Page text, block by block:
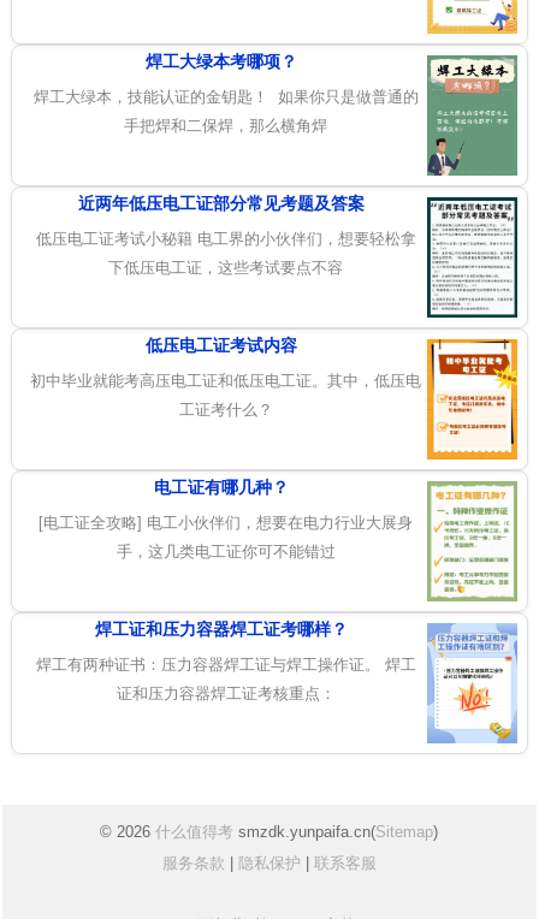
焊工大绿本考哪项？
焊工大绿本，技能认证的金钥匙！ 如果你只是做普通的
手把焊和二保焊，那么横角焊
近两年低压电工证部分常见考题及答案
低压电工证考试小秘籍 电工界的小伙伴们，想要轻松拿
下低压电工证，这些考试要点不容
低压电工证考试内容
初中毕业就能考高压电工证和低压电工证。其中，低压电
工证考什么？
电工证有哪几种？
[电工证全攻略] 电工小伙伴们，想要在电力行业大展身
手，这几类电工证你可不能错过
焊工证和压力容器焊工证考哪样？
焊工有两种证书：压力容器焊工证与焊工操作证。 焊工
证和压力容器焊工证考核重点：
© 2026什么值得考 smzdk.yunpaifa.cn(Sitemap)
服务条款
隐私保护 联系客服